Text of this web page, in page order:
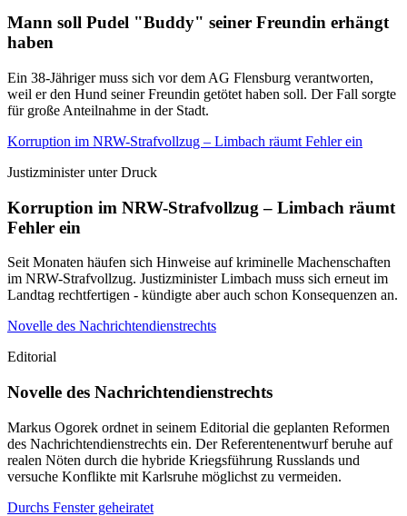
Mann soll Pudel "Buddy" seiner Freundin erhängt
haben
Ein 38-Jähriger muss sich vor dem AG Flensburg verantworten,
weil er den Hund seiner Freundin getötet haben soll. Der Fall sorgte
für große Anteilnahme in der Stadt.
Korruption im NRW-Strafvollzug – Limbach räumt Fehler ein
Justizminister unter Druck
Korruption im NRW-Strafvollzug – Limbach räumt
Fehler ein
Seit Monaten häufen sich Hinweise auf kriminelle Machenschaften
im NRW-Strafvollzug. Justizminister Limbach muss sich erneut im
Landtag rechtfertigen - kündigte aber auch schon Konsequenzen an.
Novelle des Nachrichtendienstrechts
Editorial
Novelle des Nachrichtendienstrechts
Markus Ogorek ordnet in seinem Editorial die geplanten Reformen
des Nachrichtendienstrechts ein. Der Referentenentwurf beruhe auf
realen Nöten durch die hybride Kriegsführung Russlands und
versuche Konflikte mit Karlsruhe möglichst zu vermeiden.
Durchs Fenster geheiratet